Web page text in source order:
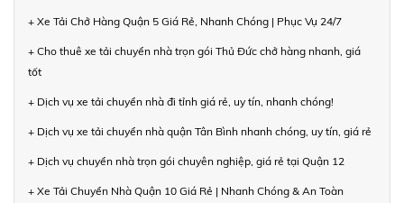
+ Xe Tải Chở Hàng Quận 5 Giá Rẻ, Nhanh Chóng | Phục Vụ 24/7
+ Cho thuê xe tải chuyển nhà trọn gói Thủ Đức chở hàng nhanh, giá
tốt
+ Dịch vụ xe tải chuyển nhà đi tỉnh giá rẻ, uy tín, nhanh chóng!
+ Dịch vụ xe tải chuyển nhà quận Tân Bình nhanh chóng, uy tín, giá rẻ
+ Dịch vụ chuyển nhà trọn gói chuyên nghiệp, giá rẻ tại Quận 12
+ Xe Tải Chuyển Nhà Quận 10 Giá Rẻ | Nhanh Chóng & An Toàn